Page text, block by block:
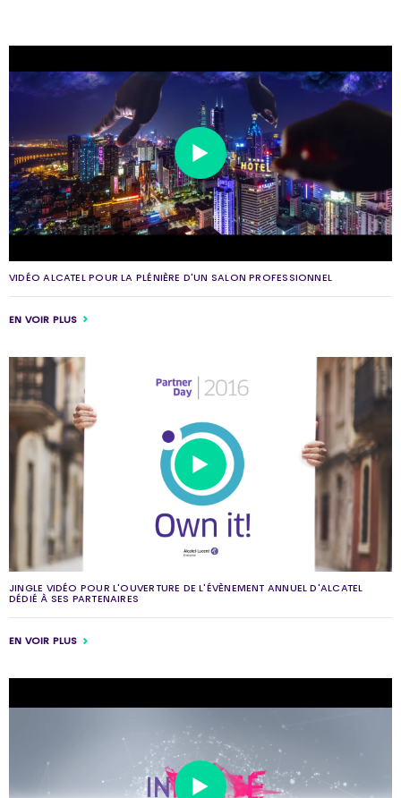
VIDÉO ALCATEL POUR LA PLÉNIÈRE D'UN SALON PROFESSIONNEL
EN VOIR PLUS
JINGLE VIDÉO POUR L'OUVERTURE DE L'ÉVÈNEMENT ANNUEL D'ALCATEL
DÉDIÉ À SES PARTENAIRES
EN VOIR PLUS